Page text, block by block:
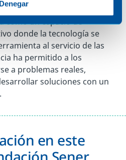
Denegar
concedidos, SocialTech
como un espacio de
donde la tecnología se
al servicio de las
ha permitido a los
a problemas reales,
soluciones con un
en este